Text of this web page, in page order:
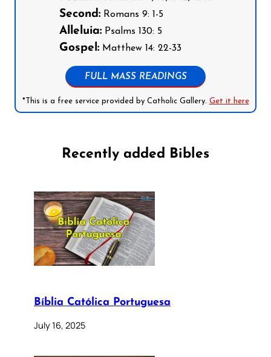
Second: Romans 9: 1-5
Alleluia: Psalms 130: 5
Gospel: Matthew 14: 22-33
FULL MASS READINGS
*This is a free service provided by Catholic Gallery. Get it here
Recently added Bibles
Bíblia Católica Portuguesa
July 16, 2025